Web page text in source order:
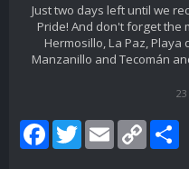
Just two days left until we
Pride! And don't forget the
Hermosillo, La Paz,
Manzanillo and Tecomán
Facebook
Twitter Email Copy
Link